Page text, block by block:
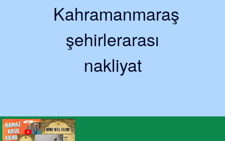
Kahramanmaraş
şehirlerarası
nakliyat